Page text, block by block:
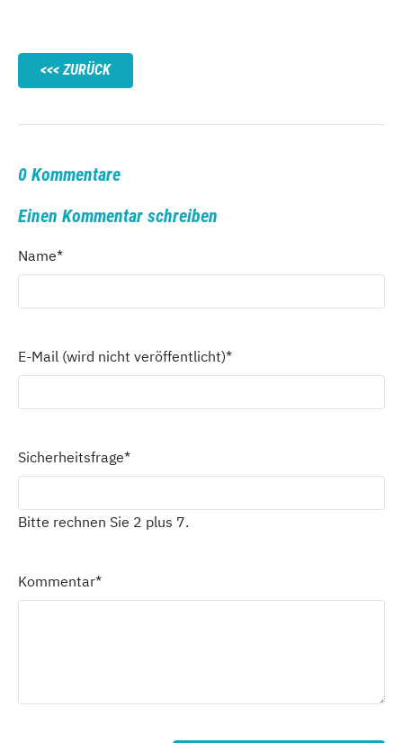
ZURÜCK
0 Kommentare
Einen Kommentar schreiben
Name*
E-Mail (wird nicht veröffentlicht)*
Sicherheitsfrage*
Bitte rechnen Sie 2 plus 7.
Kommentar*